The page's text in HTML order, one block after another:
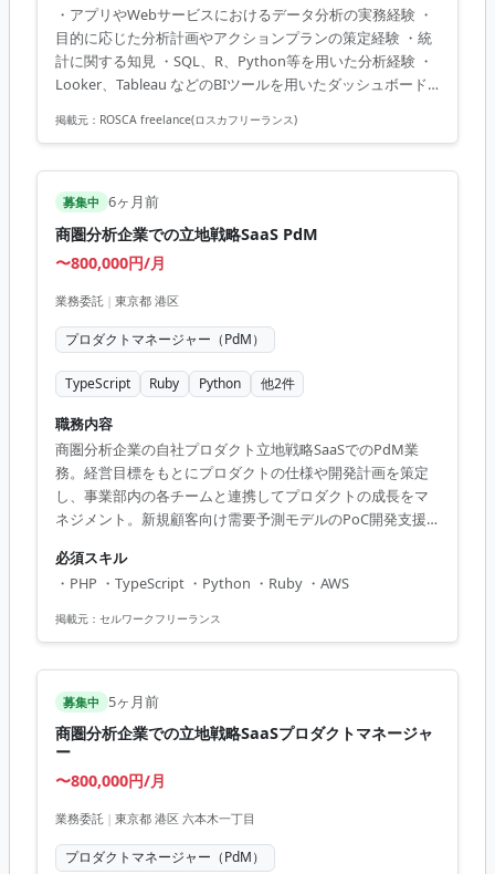
・アプリやWebサービスにおけるデータ分析の実務経験 ・
目的に応じた分析計画やアクションプランの策定経験 ・統
計に関する知見 ・SQL、R、Python等を用いた分析経験 ・
Looker、Tableau などのBIツールを用いたダッシュボード
経験 ・AI開発の実務経験 ・GCP、AWS環境でのデータパイ
掲載元： ROSCA freelance(ロスカフリーランス)
募集中 6ヶ月前
商圏分析企業での立地戦略SaaS PdM
〜800,000円/月
業務委託 | 東京都 港区
プロダクトマネージャー（PdM）
TypeScript Ruby Python 他2件
職務内容
商圏分析企業の自社プロダクト立地戦略SaaSでのPdM業
務。経営目標をもとにプロダクトの仕様や開発計画を策定
し、事業部内の各チームと連携してプロダクトの成長をマ
ネジメント。新規顧客向け需要予測モデルのPoC開発支援
プロダクト仕様策定、進行管理 ・需要予測モデルのPoC開
発支援 ・チームマネジメント 【アピールポイント】 ・大規
模SaaSプロダクトに携わるチャンス ・様々なツール・技術
必須スキル
・PHP ・TypeScript ・Python ・Ruby ・AWS
掲載元： セルワークフリーランス
募集中 5ヶ月前
商圏分析企業での立地戦略SaaSプロダクトマネージャ
ー
〜800,000円/月
業務委託 | 東京都 港区 六本木一丁目
プロダクトマネージャー（PdM）